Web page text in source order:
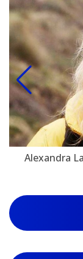
Alexandra